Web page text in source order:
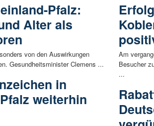
Pfalz:
Alter als
von den Auswirkungen
Gesundheitsminister Clemens ...
in
weiterhin
Am
Besucher
...